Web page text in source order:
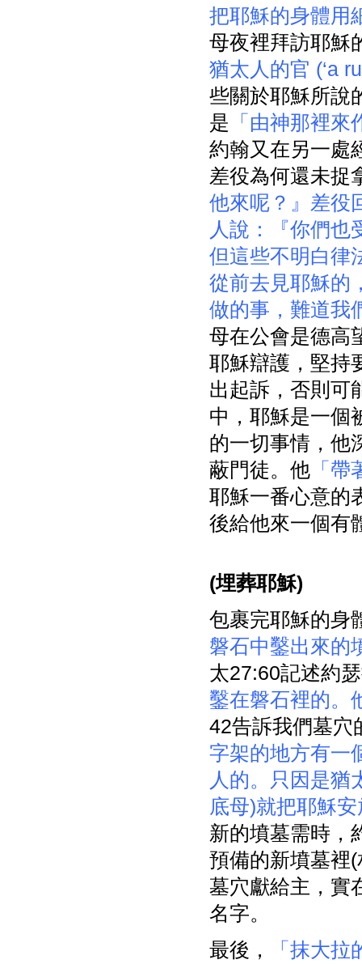
把耶穌的身體用
母夜裡拜訪耶穌
猶太人的官 (‘a
些關於耶穌所說
是 「由神那裡來
約翰又在另一處
差役為何還未捉
他來呢？』差役
人說：『你們也
但這些不明白律
從前去見耶穌的
做的事，難道我
母在公會是德高
耶穌辯護，堅持
出起訴，否則可
中，耶穌是一個
的一切事情，他
蔽門徒。他「帶
耶穌一番心意的
後給他來一個有
(埋葬耶穌)
包裹完耶穌的身
磐石中鑿出來的
太27:60記述約
鑿在磐石裡的。
42告訴我們墓穴
字架的地方有一
人的。只因是猶
底母)就把耶穌
新的墳墓需時，
預備的新墳墓裡
墓穴獻給主，實
名字。
最後，
「抹大